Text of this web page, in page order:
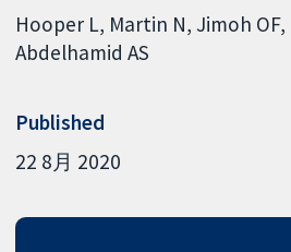
Hooper L Martin N Jimoh OF
Abdelhamid AS
Published
22 8月 2020